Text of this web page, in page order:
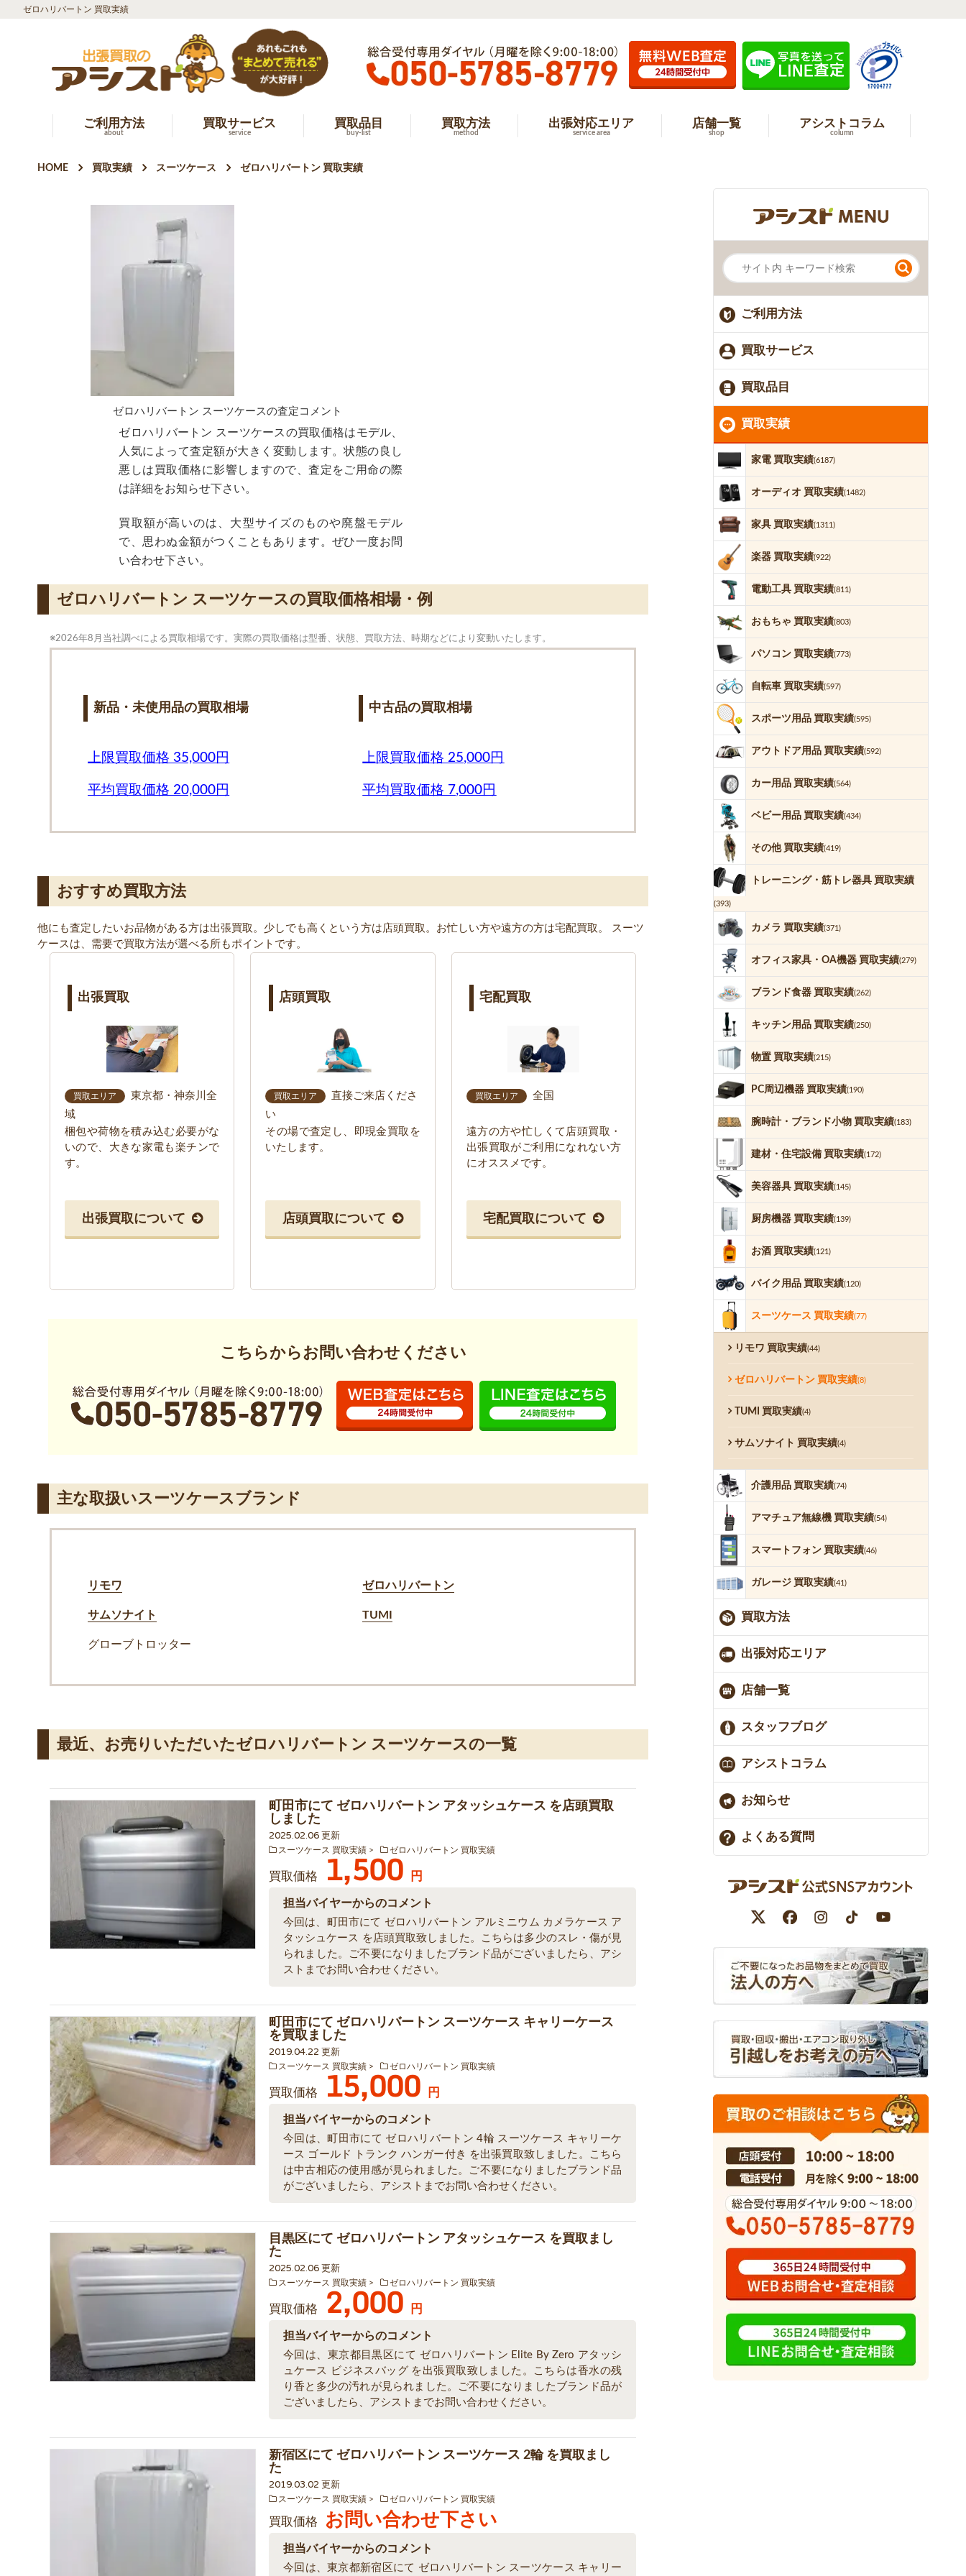
ゼロハリバートン 買取実績
ご利用方法
about
買取サービス
service
買取品目
buy-list
買取方法
method
出張対応エリア
service area
店舗一覧
shop
アシストコラム
column
HOME 買取実績 スーツケース ゼロハリバートン 買取実績
ゼロハリバートン スーツケースの査定コメント
ゼロハリバートン スーツケースの買取価格はモデル、
人気によって査定額が大きく変動します。状態の良し
悪しは買取価格に影響しますので、査定をご用命の際
は詳細をお知らせ下さい。
買取額が高いのは、大型サイズのものや廃盤モデル
で、思わぬ金額がつくこともあります。ぜひ一度お問
い合わせ下さい。
ゼロハリバートン スーツケースの買取価格相場・例
※2026年8月当社調べによる買取相場です。実際の買取価格は型番、状態、買取方法、時期などにより変動いたします。
新品・未使用品の買取相場
上限買取価格 35,000円
平均買取価格 20,000円
中古品の買取相場
上限買取価格 25,000円
平均買取価格 7,000円
おすすめ買取方法
他にも査定したいお品物がある方は出張買取。少しでも高くという方は店頭買取。お忙しい方や遠方の方は宅配買取。 スーツ
ケースは、需要で買取方法が選べる所もポイントです。
出張買取
買取エリア
東京都・神奈川全
域
梱包や荷物を積み込む必要がな
いので、大きな家電も楽チンで
す。
出張買取について
店頭買取
買取エリア
直接ご来店くださ
い
その場で査定し、即現金買取を
いたします。
店頭買取について
宅配買取
買取エリア 全国
遠方の方や忙しくて店頭買取・
出張買取がご利用になれない方
にオススメです。
宅配買取について
こちらからお問い合わせください
主な取扱いスーツケースブランド
リモワ
サムソナイト
グローブトロッター
ゼロハリバートン
TUMI
最近、お売りいただいたゼロハリバートン スーツケースの一覧
町田市にて ゼロハリバートン アタッシュケース を店頭買取
しました
2025.02.06 更新
スーツケース 買取実績 ゼロハリバートン 買取実績
買取価格 1,500 円
担当バイヤーからのコメント
今回は、町田市にて ゼロハリバートン アルミニウム カメラケース ア
タッシュケース を店頭買取致しました。こちらは多少のスレ・傷が見
られました。ご不要になりましたブランド品がございましたら、アシ
ストまでお問い合わせください。
町田市にて ゼロハリバートン スーツケース キャリーケース
を買取ました
2019.04.22 更新
スーツケース 買取実績 ゼロハリバートン 買取実績
買取価格 15,000 円
担当バイヤーからのコメント
今回は、町田市にて ゼロハリバートン 4輪 スーツケース キャリーケ
ース ゴールド トランク ハンガー付き を出張買取致しました。こちら
は中古相応の使用感が見られました。ご不要になりましたブランド品
がございましたら、アシストまでお問い合わせください。
目黒区にて ゼロハリバートン アタッシュケース を買取まし
た
2025.02.06 更新
スーツケース 買取実績 ゼロハリバートン 買取実績
買取価格 2,000 円
担当バイヤーからのコメント
今回は、東京都目黒区にて ゼロハリバートン Elite By Zero アタッシ
ュケース ビジネスバッグ を出張買取致しました。こちらは香水の残
り香と多少の汚れが見られました。ご不要になりましたブランド品が
ございましたら、アシストまでお問い合わせください。
新宿区にて ゼロハリバートン スーツケース 2輪 を買取まし
た
2019.03.02 更新
スーツケース 買取実績 ゼロハリバートン 買取実績
買取価格 お問い合わせ下さい
担当バイヤーからのコメント
今回は、東京都新宿区にて ゼロハリバートン スーツケース キャリー
ご利用方法
買取サービス
買取品目
買取実績
家電 買取実績(6187)
オーディオ 買取実績(1482)
家具 買取実績(1311)
楽器 買取実績(922)
電動工具 買取実績(811)
おもちゃ 買取実績(803)
パソコン 買取実績(773)
自転車 買取実績(597)
スポーツ用品 買取実績(595)
アウトドア用品 買取実績(592)
カー用品 買取実績(564)
ベビー用品 買取実績(434)
その他 買取実績(419)
トレーニング・筋トレ器具 買取実績
(393)
カメラ 買取実績(371)
オフィス家具・OA機器 買取実績(279)
ブランド食器 買取実績(262)
キッチン用品 買取実績(250)
物置 買取実績(215)
PC周辺機器 買取実績(190)
腕時計・ブランド小物 買取実績(183)
建材・住宅設備 買取実績(172)
美容器具 買取実績(145)
厨房機器 買取実績(139)
お酒 買取実績(121)
バイク用品 買取実績(120)
スーツケース 買取実績(77)
リモワ 買取実績(44)
ゼロハリバートン 買取実績(8)
TUMI 買取実績(4)
サムソナイト 買取実績(4)
介護用品 買取実績(74)
アマチュア無線機 買取実績(54)
スマートフォン 買取実績(46)
ガレージ 買取実績(41)
買取方法
出張対応エリア
店舗一覧
スタッフブログ
アシストコラム
お知らせ
よくある質問